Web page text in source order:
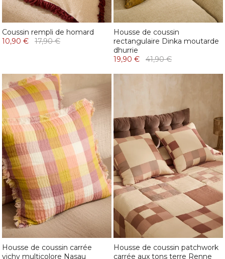
Coussin rempli de homard
10,90 €
17,90 €
Housse de coussin
rectangulaire Dinka moutarde
dhurrie
19,90 €
41,90 €
Housse de coussin carrée
vichy multicolore Nasau
Housse de coussin patchwork
carrée aux tons terre Renne